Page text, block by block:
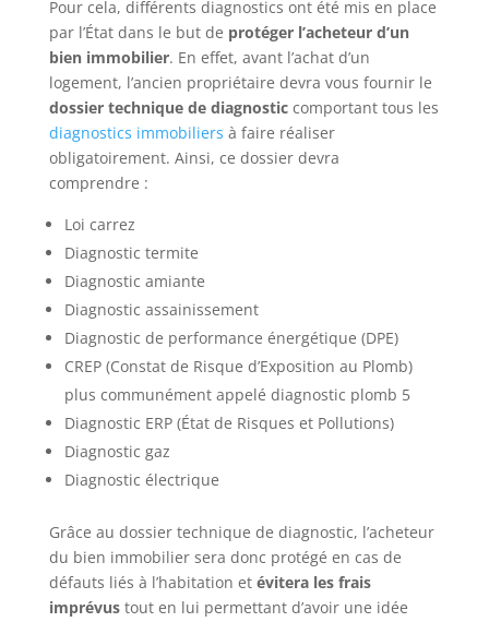
Pour cela, différents diagnostics ont été mis en place
par l’État dans le but de protéger l’acheteur d’un
bien immobilier. En effet, avant l’achat d’un
logement, l’ancien propriétaire devra vous fournir le
dossier technique de diagnosticcomportant tous les
diagnostics immobiliers à faire réaliser
obligatoirement. Ainsi, ce dossier devra
comprendre :
Loi carrez
Diagnostic termite
Diagnostic amiante
Diagnostic assainissement
Diagnostic de performance énergétique (DPE)
CREP (Constat de Risque d’Exposition au Plomb)
plus communément appelé diagnostic plomb 5
Diagnostic ERP (État de Risques et Pollutions)
Diagnostic gaz
Diagnostic électrique
Grâce au dossier technique de diagnostic, l’acheteur
du bien immobilier sera donc protégé en cas de
défauts liés à l’habitation et évitera les frais
imprévus tout en lui permettant d’avoir une idée